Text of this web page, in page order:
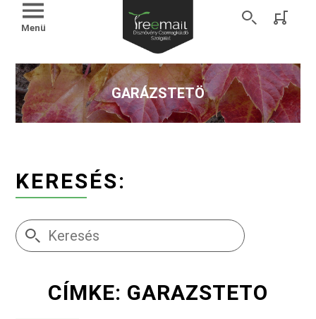
Menü
GARÁZSTETÖ
KERESÉS:
CÍMKE: GARAZSTETO